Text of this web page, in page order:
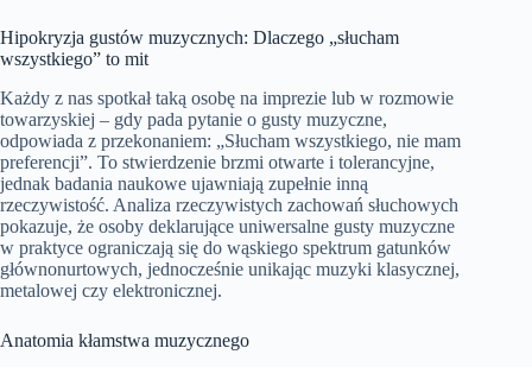
Hipokryzja gustów muzycznych: Dlaczego „słucham
wszystkiego” to mit
Każdy z nas spotkał taką osobę na imprezie lub w rozmowie
towarzyskiej – gdy pada pytanie o gusty muzyczne,
odpowiada z przekonaniem: „Słucham wszystkiego, nie mam
preferencji”. To stwierdzenie brzmi otwarte i tolerancyjne,
jednak badania naukowe ujawniają zupełnie inną
rzeczywistość. Analiza rzeczywistych zachowań słuchowych
pokazuje, że osoby deklarujące uniwersalne gusty muzyczne
w praktyce ograniczają się do wąskiego spektrum gatunków
głównonurtowych, jednocześnie unikając muzyki klasycznej,
metalowej czy elektronicznej.
Anatomia kłamstwa muzycznego